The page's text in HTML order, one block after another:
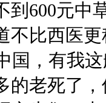
到 600元中
不比西医
国，有我
的老死了